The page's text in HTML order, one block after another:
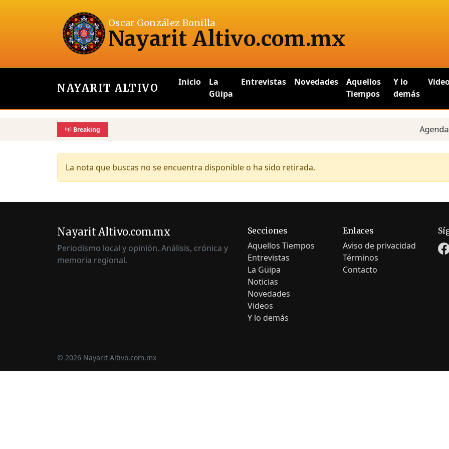
Oscar González Bonilla
Nayarit Altivo.com.mx
NAYARIT ALTIVO Inicio
La
Güipa
Entrevistas Novedades
Aquellos
Tiempos
Y lo
demás
Breaking
La nota que buscas no se encuentra disponible o ha sido retirada.
Nayarit Altivo.com.mx
Periodismo local y opinión. Análisis, crónica y
memoria regional.
Secciones
Aquellos Tiempos
Entrevistas
La Güipa
Noticias
Novedades
Videos
Y lo demás
Enlaces
Aviso de privacidad
Términos
Contacto
© 2026 Nayarit Altivo.com.mx